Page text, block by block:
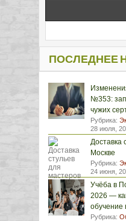
ПОСЛЕДНЕЕ
№353:
чужих
Рубрика:
28 июля,
Доставка
Москве
Рубрика:
24 июня,
Учёба в
2026 —
обучение
Рубрика: